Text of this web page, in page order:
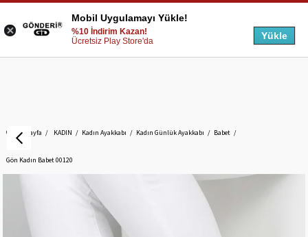
Anasayfa KADIN Kadın Ayakkabı Kadın Günlük Ayakkabı Babet
Gön Kadın Babet 00120
Mobil Uygulamayı Yükle!
%10 İndirim Kazan!
Ücretsiz Play Store'da
Yükle